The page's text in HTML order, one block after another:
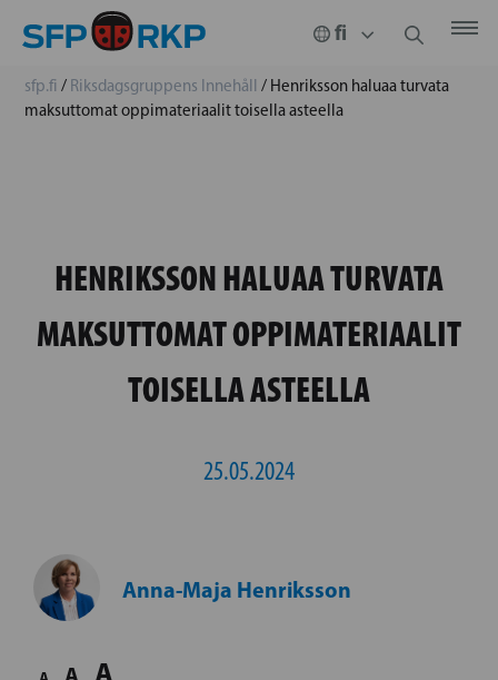
sfp.fi / Riksdagsgruppens Innehåll / Henriksson haluaa turvata
maksuttomat oppimateriaalit toisella asteella
HENRIKSSON HALUAA TURVATA
MAKSUTTOMAT OPPIMATERIAALIT
TOISELLA ASTEELLA
25.05.2024
Anna-Maja Henriksson